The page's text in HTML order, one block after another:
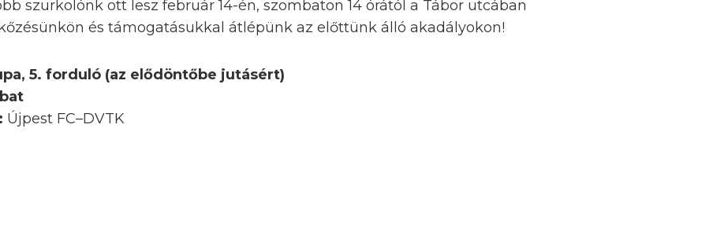
szurkolónk ott lesz február 14-én, szombaton 14 órától a Tábor utcában
és támogatásukkal átlépünk az előttünk álló akadályokon!
5. forduló (az elődöntőbe jutásért)
Újpest FC–DVTK